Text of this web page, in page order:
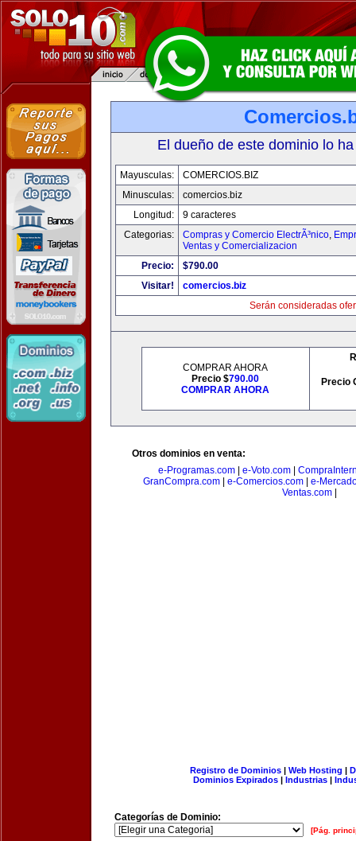
El dueño de este dominio lo
Mayusculas:
COMERCIOS.BIZ
Minusculas:
comercios.biz
Longitud:
9 caracteres
Categorias:
Compras y Comercio ElectrÃ³nico,
Ventas y Comercializacion
Precio:
$790.00
Visitar!
comercios.biz
Serán consideradas
COMPRAR AHORA
Precio $790.00
COMPRAR AHORA
Precio
Otros dominios en venta:
e-Programas.com
e-Voto.com
GranCompra.com
e-Comercios.com
e-
Ventas.com|
Registro de Dominios| Web Hosting |
Dominios Expirados | Industrias |
Categorías de Dominio:
[Pág.